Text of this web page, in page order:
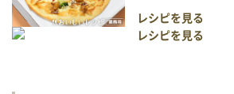
レシピを見る
レシピを見る